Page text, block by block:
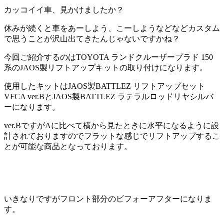
カッコイイ車、見かけましたか？
休みが続くと車をあーしよう、こーしようなどなどカスタム
で思うことが沢山出てきたんじゃないですかね？
今回ご紹介するのはTOYOTA ランドクルーザープラド 150
系のJAOS製リフトアップキットの取り付けになります。
使用したキットはJAOS製BATTLEZ リフトアップセット
VFCA ver.BとJAOS製BATTLEZ ラテラルロッドリヤシルバ
ーになります。
ver.BですがAに比べて横から見たときに水平になるように設
計されておりますのでフラットな感じでリフトアップするこ
とが可能な商品となっております。
いきなりですがフロント部分のビフォーアフターになりま
す。